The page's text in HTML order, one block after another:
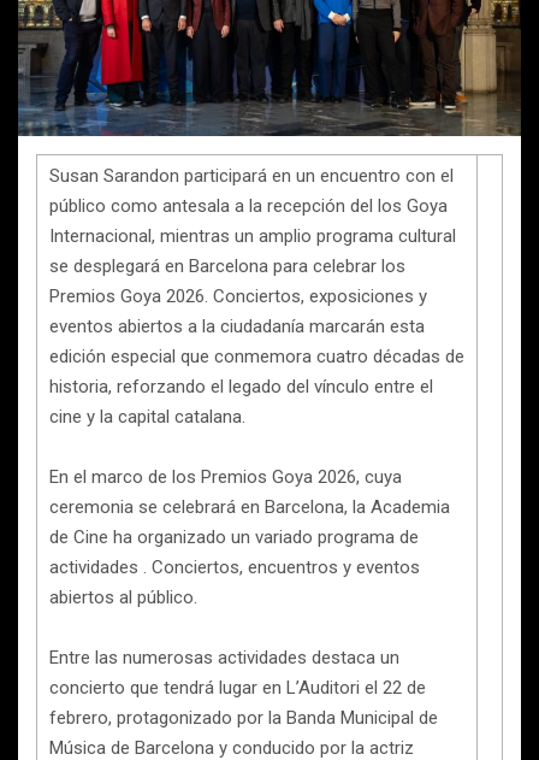
Susan Sarandon participará en un encuentro con el
público como antesala a la recepción del los Goya
Internacional, mientras un amplio programa cultural
se desplegará en Barcelona para celebrar los
Premios Goya 2026. Conciertos, exposiciones y
eventos abiertos a la ciudadanía marcarán esta
edición especial que conmemora cuatro décadas de
historia, reforzando el legado del vínculo entre el
cine y la capital catalana.
En el marco de los Premios Goya 2026, cuya
ceremonia se celebrará en Barcelona, la Academia
de Cine ha organizado un variado programa de
actividades . Conciertos, encuentros y eventos
abiertos al público.
Entre las numerosas actividades destaca un
concierto que tendrá lugar en L’Auditori el 22 de
febrero, protagonizado por la Banda Municipal de
Música de Barcelona y conducido por la actriz